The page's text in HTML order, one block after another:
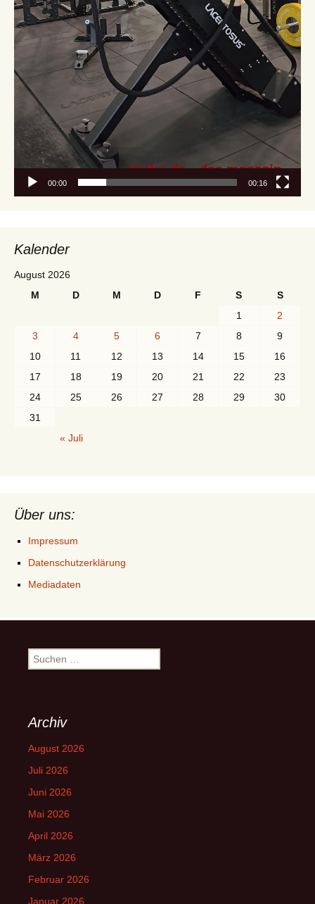
00:00 00:16
Kalender
August 2026
M
D M D F S
S
1
2
3
4 5 6 7 8
9
10
11 12 13 14 15
16
17
18 19 20 21 22
23
24
25 26 27 28 29
30
31
« Juli
Über uns:
Impressum
Datenschutzerklärung
Mediadaten
Suchen
nach:
Archiv
August 2026
Juli 2026
Juni 2026
Mai 2026
April 2026
März 2026
Februar 2026
Januar 2026